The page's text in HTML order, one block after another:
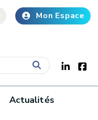
Mon Espace
Actualités